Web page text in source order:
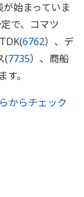
始まっていま
で、コマツ
6762）、デ
(7735）、商船
。
からチェック